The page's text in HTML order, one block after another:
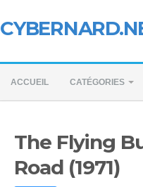
ACCUEIL CATÉGORIES
The Flying
Road (1971)